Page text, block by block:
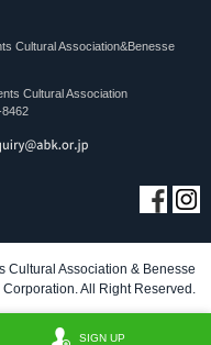
Cultural Association&Benesse
Cultural Association
Cultural Association & Benesse
Corporation. All Right Reserved.
SIGN UP